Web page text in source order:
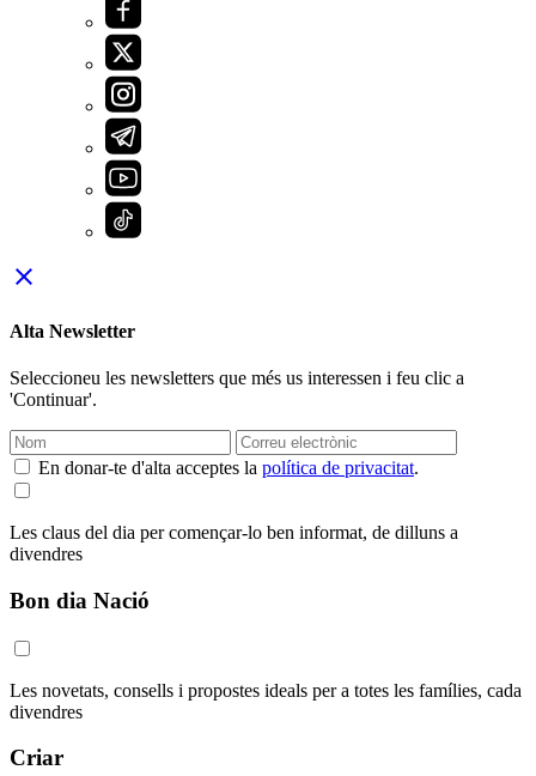
close
Alta Newsletter
Seleccioneu les newsletters que més us interessen i feu clic a
'Continuar'.
En donar-te d'alta acceptes la política de privacitat.
Les claus del dia per començar-lo ben informat, de dilluns a
divendres
Bon dia Nació
Les novetats, consells i propostes ideals per a totes les famílies, cada
divendres
Criar